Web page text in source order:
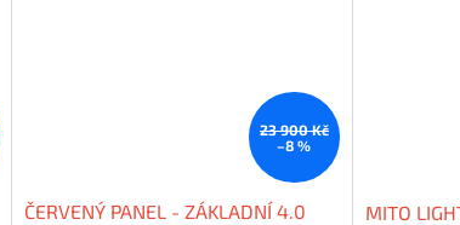
23 900 Kč
–8 %
ČERVENÝ PANEL - ZÁKLADNÍ 4.0 MITO